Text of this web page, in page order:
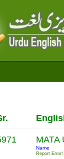
MATA
Name
Report Error!